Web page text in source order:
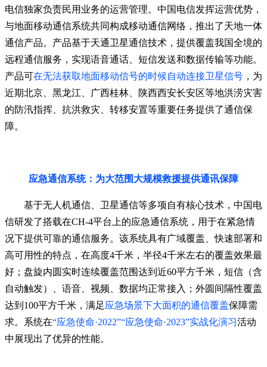
电信独家负责民用业务的运营管理。中国电信发挥运营优势，
与地面移动通信系统共同构成移动通信网络，推出了天地一体
通信产品。产品基于天通卫星通信技术，提供覆盖我国全境的
远程通信服务，实现语音通话、短信发送和数据传输等功能。
产品可在无法获取地面移动信号的时候自动连接卫星信号 ，为
近期北京、黑龙江、广西桂林、陕西西安长安区等地洪涝灾害
的防汛指挥、抗洪救灾、转移安置等重要任务提供了通信保
障。
应急通信系统：为大范围大规模救援提供通讯保障
基于无人机通信、卫星通信等多项自有核心技术，中国电
信研发了搭载在CH-4平台上的应急通信系统，用于在紧急情
况下提供可靠的通信服务。该系统具有广域覆盖、快速部署和
高可用性的特点，在高度4千米，半径4千米左右的覆盖效果最
好；盘旋内圆实时连续覆盖范围达到近60平方千米，短信（含
自动触发）、语音、视频、数据均正常接入；外圆间隔性覆盖
达到100平方千米，满足应急场景下大面积的通信覆盖保障需
求。系统在“应急使命·2022”“应急使命·2023”实战化演习活动
中展现出了优异的性能。